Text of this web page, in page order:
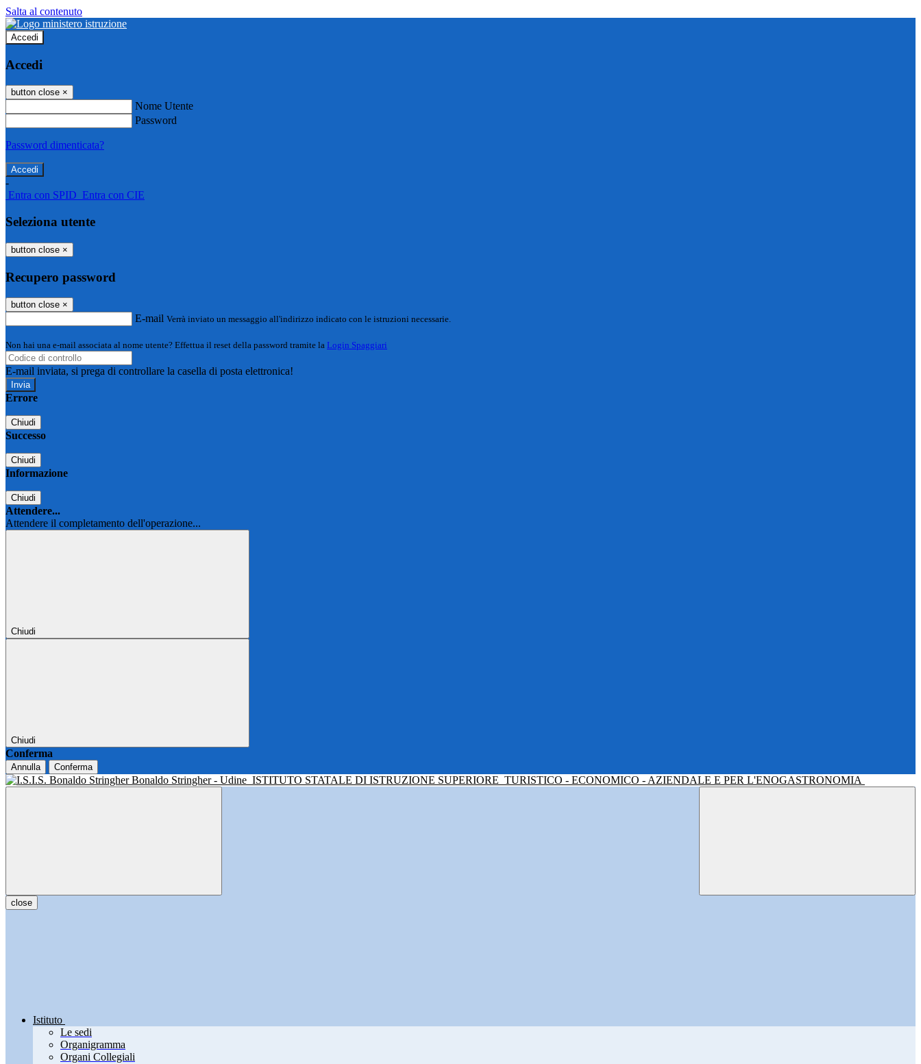
Salta al contenuto
Accedi
Accedi
button close ×
Nome Utente
Password
Password dimenticata?
-
Entra con SPID Entra con CIE
Seleziona utente
button close ×
Recupero password
button close ×
E-mail Verrà inviato un messaggio all'indirizzo indicato con le istruzioni necessarie.
Non hai una e-mail associata al nome utente? Effettua il reset della password tramite la Login Spaggiari
E-mail inviata, si prega di controllare la casella di posta elettronica!
Errore
Chiudi
Successo
Chiudi
Informazione
Chiudi
Attendere...
Attendere il completamento dell'operazione...
Chiudi
Chiudi
Conferma
Annulla Conferma
Bonaldo Stringher - Udine ISTITUTO STATALE DI ISTRUZIONE SUPERIORE TURISTICO - ECONOMICO - AZIENDALE E PER L'ENOGASTRONOMIA
close
Istituto
Le sedi
Organigramma
Organi Collegiali